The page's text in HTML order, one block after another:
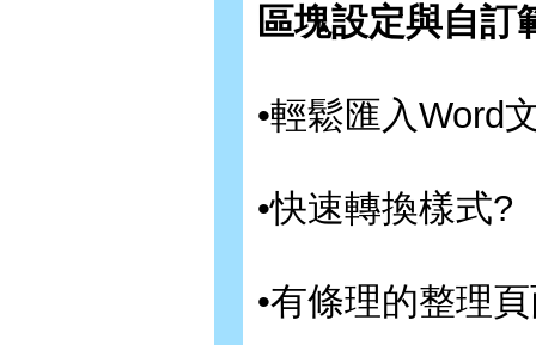
區塊設定與自訂
•輕鬆匯入Word
•快速轉換樣式?
•有條理的整理